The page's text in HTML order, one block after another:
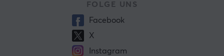
FOLGE UNS
Facebook
X
Instagram